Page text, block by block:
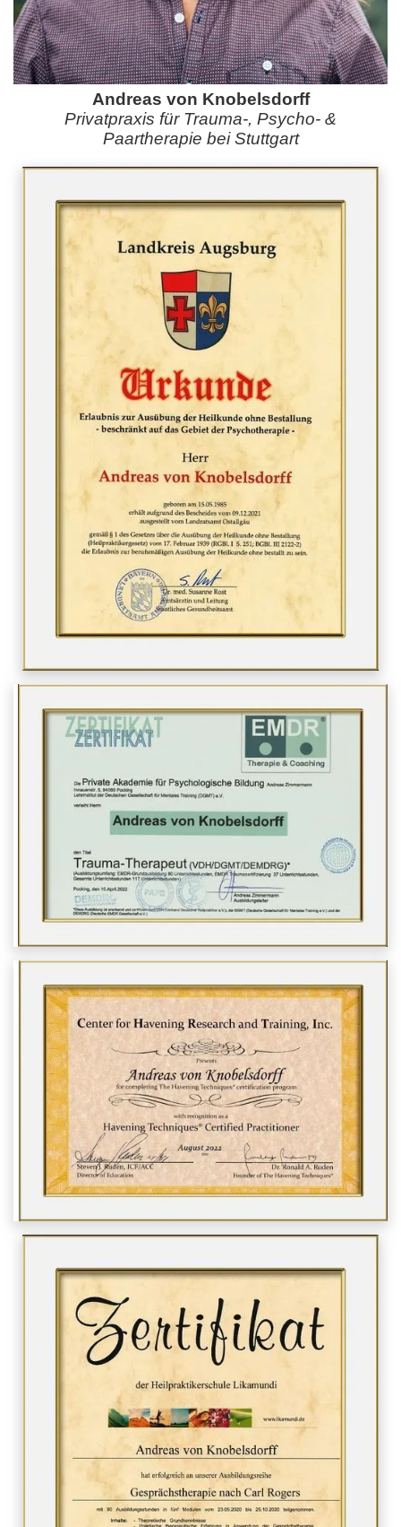
Andreas von Knobelsdorff
Privatpraxis für Trauma-, Psycho- &
Paartherapie bei Stuttgart